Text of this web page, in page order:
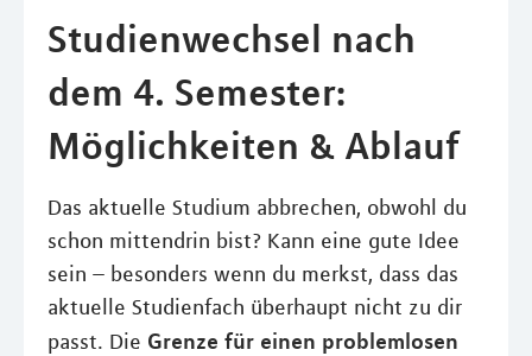
Studienwechsel nach
dem 4. Semester:
Möglichkeiten & Ablauf
Das aktuelle Studium abbrechen, obwohl du
schon mittendrin bist? Kann eine gute Idee
sein – besonders wenn du merkst, dass das
aktuelle Studienfach überhaupt nicht zu dir
passt. Die Grenze für einen problemlosen